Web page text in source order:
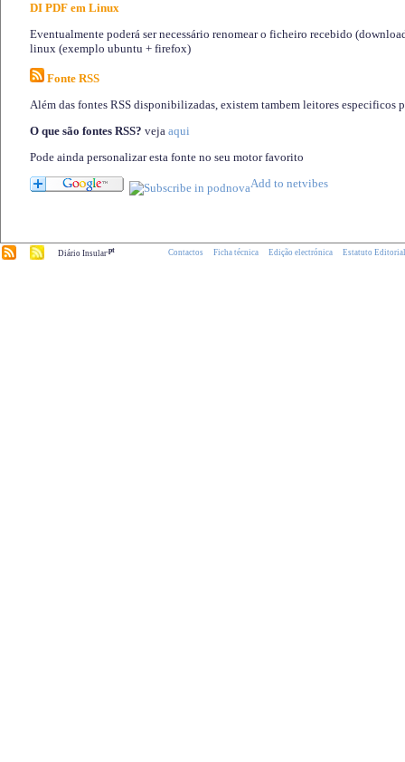
DI PDF em Linux
Eventualmente poderá ser necessário renomear o ficheiro recebido
linux (exemplo ubuntu + firefox)
Fonte RSS
Além das fontes RSS disponibilizadas, existem tambem leitores especificos
O que são fontes RSS? veja aqui
Pode ainda personalizar esta fonte no seu motor favorito
Diário Insular.pt Contactos Ficha técnica Edição electrónica Estatuto Editorial